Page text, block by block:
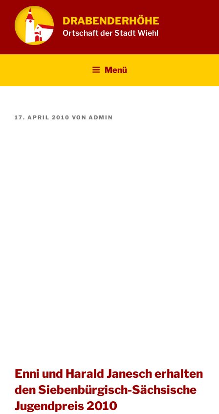
Inhalt
springen
DRABENDERHÖHE
Ortschaft der Stadt Wiehl
Menü
VERÖFFENTLICHT
17. APRIL 2010 VON ADMIN
Enni und Harald Janesch erhalten
den Siebenbürgisch-Sächsische
Jugendpreis 2010